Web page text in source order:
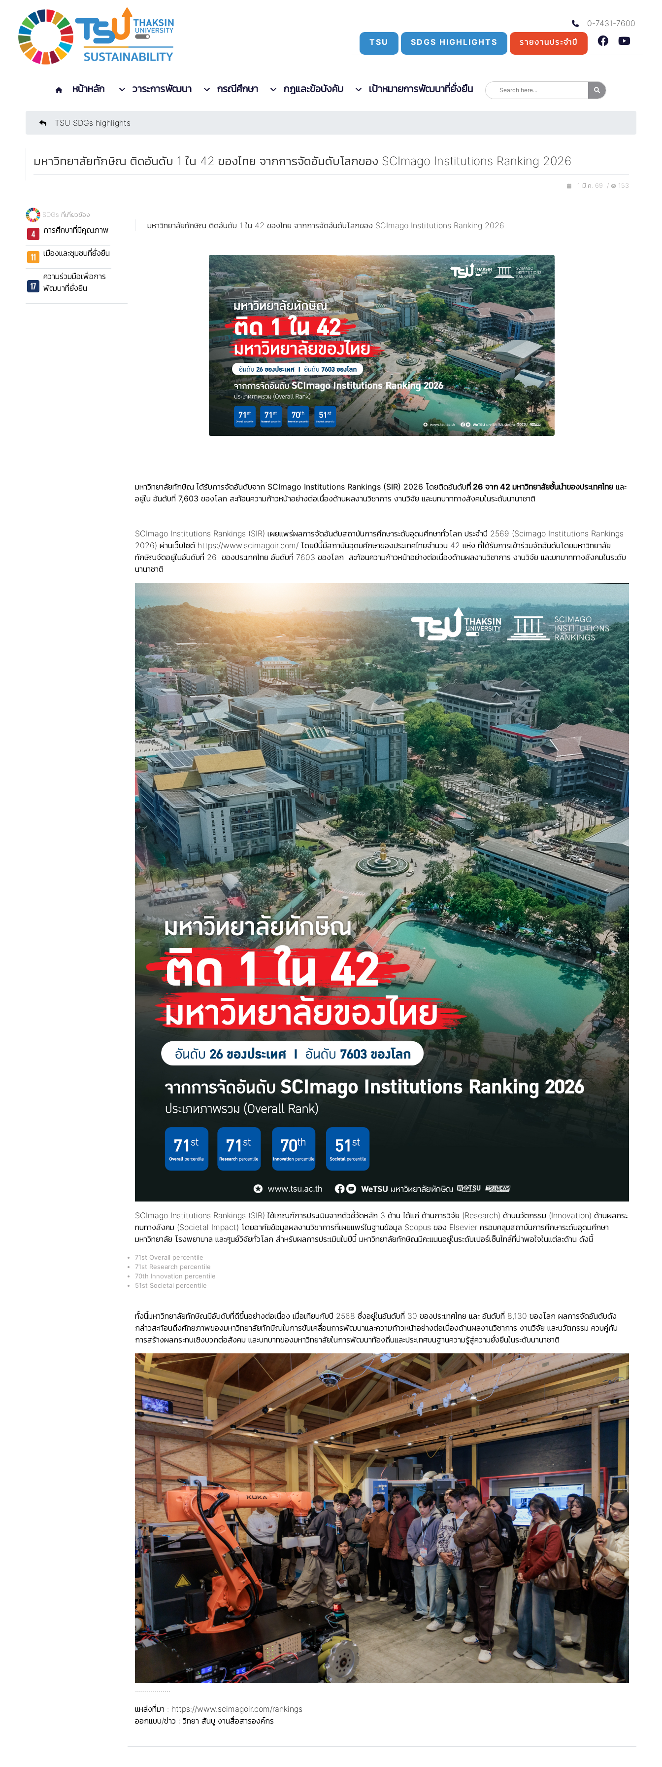
0-7431-7600
TSU
SDGS HIGHLIGHTS รายงานประจำปี
หน้าหลัก วาระการพัฒนา กรณีศึกษา กฎและข้อบังคับ เป้าหมายการพัฒนาที่ยั่งยืน
TSU SDGs highlights
มหาวิทยาลัยทักษิณ ติดอันดับ 1 ใน 42 ของไทย จากการจัดอันดับโลกของ SCImago Institutions Ranking 2026
1 มี.ค. 69 / 153
SDGs ที่เกี่ยวข้อง
การศึกษาที่มีคุณภาพ
เมืองและชุมชนที่ยั่งยืน
ความร่วมมือเพื่อการ
พัฒนาที่ยั่งยืน
มหาวิทยาลัยทักษิณ ติดอันดับ 1 ใน 42 ของไทย จากการจัดอันดับโลกของ SCImago Institutions Ranking 2026
มหาวิทยาลัยทักษิณ ได้รับการจัดอันดับจาก SCImago Institutions Rankings (SIR) 2026 โดยติดอันดับที่ 26 จาก 42 มหาวิทยาลัยชั้นนำของประเทศไทย และ
อยู่ใน อันดับที่ 7,603 ของโลก สะท้อนความก้าวหน้าอย่างต่อเนื่องด้านผลงานวิชาการ งานวิจัย และบทบาททางสังคมในระดับนานาชาติ
SCImago Institutions Rankings (SIR) เผยแพร่ผลการจัดอันดับสถาบันการศึกษาระดับอุดมศึกษาทั่วโลก ประจำปี 2569 (Scimago Institutions Rankings
2026) ผ่านเว็บไซต์ https://www.scimagoir.com/ โดยปีนี้มีสถาบันอุดมศึกษาของประเทศไทยจำนวน 42 แห่ง ที่ได้รับการเข้าร่วมจัดอันดับโดยมหาวิทยาลัย
ทักษิณจัดอยู่ในอันดับที่ 26 ของประเทศไทย อันดับที่ 7603 ของโลก สะท้อนความก้าวหน้าอย่างต่อเนื่องด้านผลงานวิชาการ งานวิจัย และบทบาททางสังคมในระดับ
นานาชาติ
SCImago Institutions Rankings (SIR) ใช้เกณฑ์การประเมินจากตัวชี้วัดหลัก 3 ด้าน ได้แก่ ด้านการวิจัย (Research) ด้านนวัตกรรม (Innovation) ด้านผลกระ
ทบทางสังคม (Societal Impact) โดยอาศัยข้อมูลผลงานวิชาการที่เผยแพร่ในฐานข้อมูล Scopus ของ Elsevier ครอบคลุมสถาบันการศึกษาระดับอุดมศึกษา
มหาวิทยาลัย โรงพยาบาล และศูนย์วิจัยทั่วโลก สำหรับผลการประเมินในปีนี้ มหาวิทยาลัยทักษิณมีคะแนนอยู่ในระดับเปอร์เซ็นไทล์ที่น่าพอใจในแต่ละด้าน ดังนี้
71st Overall percentile
71st Research percentile
70th Innovation percentile
51st Societal percentile
ทั้งนี้มหาวิทยาลัยทักษิณมีอันดับที่ดีขึ้นอย่างต่อเนื่อง เมื่อเทียบกับปี 2568 ซึ่งอยู่ในอันดับที่ 30 ของประเทศไทย และ อันดับที่ 8,130 ของโลก ผลการจัดอันดับดัง
กล่าวสะท้อนถึงศักยภาพของมหาวิทยาลัยทักษิณในการขับเคลื่อนการพัฒนาและความก้าวหน้าอย่างต่อเนื่องด้านผลงานวิชาการ งานวิจัย และนวัตกรรม ควบคู่กับ
การสร้างผลกระทบเชิงบวกต่อสังคม และบทบาทของมหาวิทยาลัยในการพัฒนาท้องถิ่นและประเทศบนฐานความรู้สู่ความยั่งยืนในระดับนานาชาติ
แหล่งที่มา : https://www.scimagoir.com/rankings
ออกแบบ/ข่าว : วิทยา สันบู งานสื่อสารองค์กร